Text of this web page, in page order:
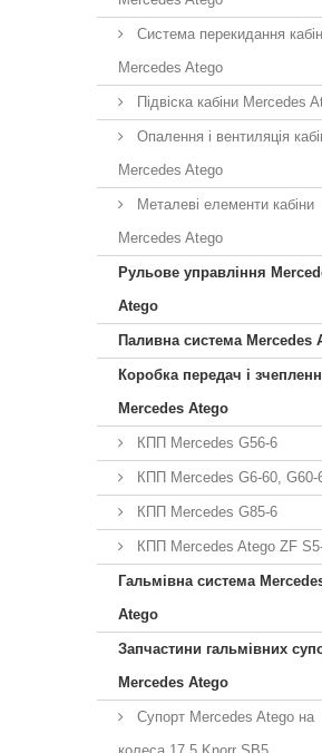
Система перекидання
Mercedes Atego
Підвіска кабіни Mercedes
Опалення і вентиляція
Mercedes Atego
Металеві елементи кабіни
Mercedes Atego
Рульове управління
Atego
Паливна система Mercedes
Коробка передач і
Mercedes Atego
КПП Mercedes G56-6
КПП Mercedes G6-60, G60-
КПП Mercedes G85-6
КПП Mercedes Atego ZF
Гальмівна система
Atego
Запчастини гальмівних
Mercedes Atego
Супорт Mercedes Atego на